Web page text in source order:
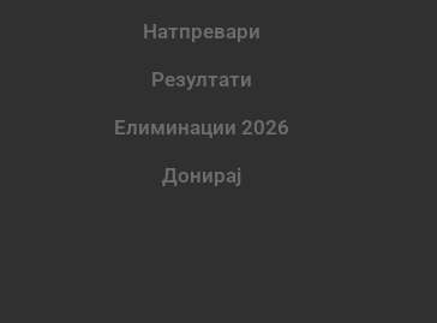
Натпревари
Резултати
Елиминации 2026
Донирај